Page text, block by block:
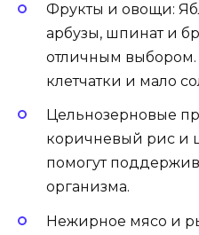
Фрукты и овощи:
арбузы, шпинат и
отличным
клетчатки и мало
Цельнозерновые
коричневый рис и
помогут
организма.
Нежирное мясо и